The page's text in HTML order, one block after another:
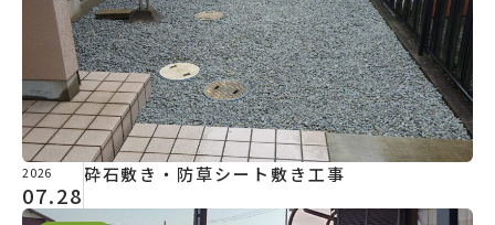
2026
07.28
砕石敷き・防草シート敷き工事